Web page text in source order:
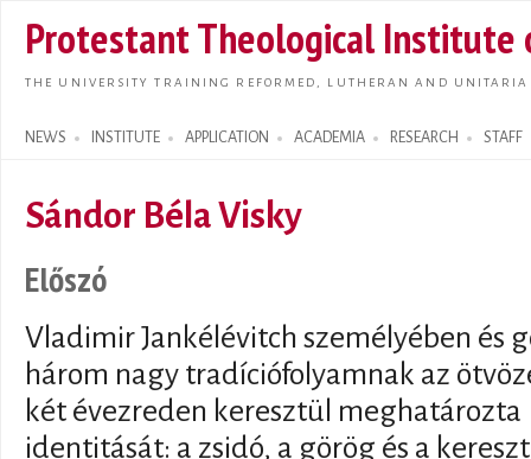
main
Protestant Theological Institute
THE UNIVERSITY TRAINING REFORMED, LUTHERAN AND
NEWS INSTITUTE APPLICATION ACADEMIA RESEARCH STAFF
Search form
Sándor Béla Visky
Előszó
Vladimir Jankélévitch személyében és
három nagy tradíciófolyamnak az
két évezreden keresztül meghatározta
identitását: a zsidó, a görög és a